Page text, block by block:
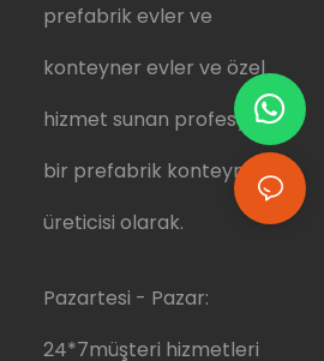
prefabrik evler ve
konteyner evler ve özel
hizmet sunan profesyonel
bir prefabrik konteyner ev
üreticisi olarak.
Pazartesi - Pazar:
24*7müşteri hizmetleri